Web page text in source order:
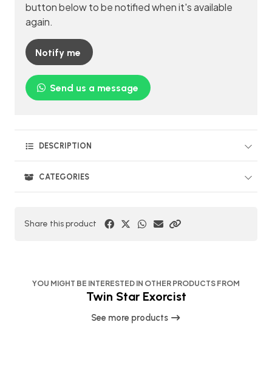
button below to be notified when it's available
again.
Notify me
Send us a message
DESCRIPTION
CATEGORIES
Share this product
YOU MIGHT BE INTERESTED IN OTHER PRODUCTS FROM
Twin Star Exorcist
See more products